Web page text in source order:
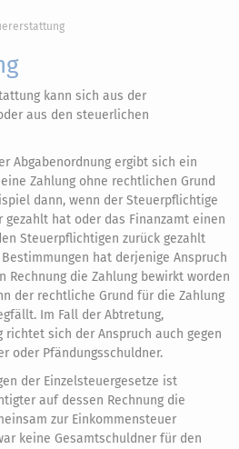
kann sich aus der
aus den steuerlichen
Abgabenordnung ergibt sich ein
Zahlung ohne rechtlichen Grund
dann, wenn der Steuerpflichtige
hat oder das Finanzamt einen
Steuerpflichtigen zurück gezahlt
hat derjenige Anspruch
Rechnung die Zahlung bewirkt worden
der rechtliche Grund für die Zahlung
Im Fall der Abtretung,
richtet sich der Anspruch auch gegen
oder Pfändungsschuldner.
der Einzelsteuergesetze ist
auf dessen Rechnung die
zur Einkommensteuer
keine Gesamtschuldner für den